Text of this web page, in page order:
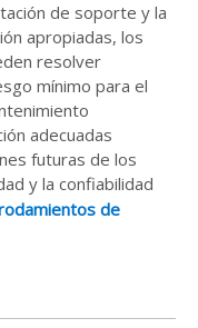
de soporte y la
apropiadas, los
resolver
mínimo para el
adecuadas
futuras de los
y la confiabilidad
de